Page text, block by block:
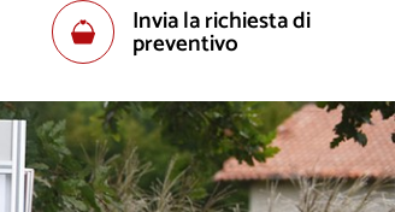
Invia la richiesta di
preventivo